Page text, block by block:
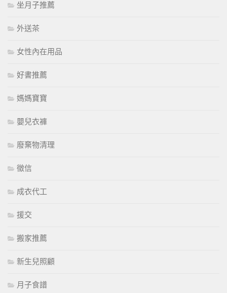
坐月子推薦
外送茶
女性內在用品
好書推薦
媽媽寶寶
嬰兒衣褲
廢棄物清理
徵信
成衣代工
援交
搬家推薦
新生兒照顧
月子食譜